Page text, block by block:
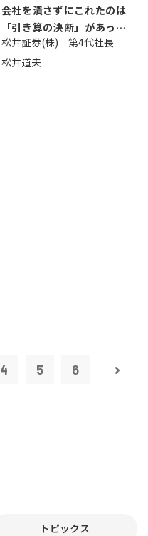
会社を潰さずにこれたのは
「引き算の決断」があった
から
松井証券(株) 第4代社長
松井道夫
4 5 6
トピックス